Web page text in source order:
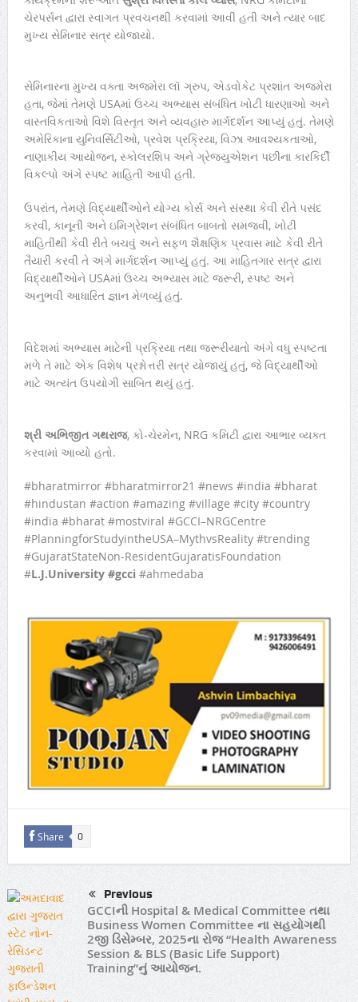
ચેરપર્સન દ્વારા સ્વાગત પ્રવચનથી કરવામાં આવી હતી અને ત્યાર બાદ
મુખ્ય સેમિનાર સત્ર યોજાયો.
સેમિનારના મુખ્ય વક્તા અજમેરા લૉ ગ્રુપ, એડવોકેટ પ્રશાંત અજમેરા
હતા, જેમાં તેમણે USAમાં ઉચ્ચ અભ્યાસ સંબંધિત ખોટી ધારણાઓ અને
વાસ્તવિકતાઓ વિશે વિસ્તૃત અને વ્યવહારુ માર્ગદર્શન આપ્યું હતું. તેમણે
અમેરિકાના યુનિવર્સિટીઓ, પ્રવેશ પ્રક્રિયા, વિઝા આવશ્યકતાઓ,
નાણાકીય આયોજન, સ્કોલરશિપ અને ગ્રેજ્યુએશન પછીના કારકિર્દી
વિકલ્પો અંગે સ્પષ્ટ માહિતી આપી હતી.
ઉપરાંત, તેમણે વિદ્યાર્થીઓને યોગ્ય કોર્સ અને સંસ્થા કેવી રીતે પસંદ
કરવી, કાનૂની અને ઇમિગ્રેશન સંબંધિત બાબતો સમજવી, ખોટી
માહિતીથી કેવી રીતે બચવું અને સફળ શૈક્ષણિક પ્રવાસ માટે કેવી રીતે
તૈયારી કરવી તે અંગે માર્ગદર્શન આપ્યું હતું. આ માહિતગાર સત્ર દ્વારા
વિદ્યાર્થીઓને USAમાં ઉચ્ચ અભ્યાસ માટે જરૂરી, સ્પષ્ટ અને
અનુભવી આધારિત જ્ઞાન મેળવ્યું હતું.
વિદેશમાં અભ્યાસ માટેની પ્રક્રિયા તથા જરૂરીયાતો અંગે વધુ સ્પષ્ટતા
મળે તે માટે એક વિશેષ પ્રશ્નોત્તરી સત્ર યોજાયું હતું, જે વિદ્યાર્થીઓ
માટે અત્યંત ઉપયોગી સાબિત થયું હતું.
શ્રી અભિજીત ગથરાજ, કો-ચેરમેન, NRG કમિટી દ્વારા આભાર વ્યક્ત
કરવામાં આવ્યો હતો.
#bharatmirror #bharatmirror21 #news #india #bharat
#hindustan #action #amazing #village #city #country
#india #bharat #mostviral #GCCI–NRGCentre
#PlanningforStudyintheUSA–MythvsReality #trending
#GujaratStateNon-ResidentGujaratisFoundation
#L.J.University #gcci #ahmedaba
Share 0
Previous
GCCIની Hospital & Medical Committee તથા
Business Women Committee ના સહયોગથી
2જી ડિસેમ્બર, 2025ના રોજ “Health Awareness
Session & BLS (Basic Life Support)
Training”નું આયોજન.